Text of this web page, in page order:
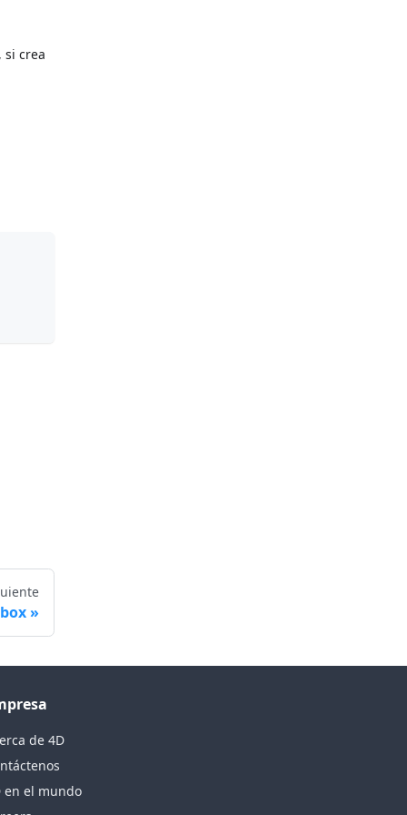
si crea
de 4D
en el mundo